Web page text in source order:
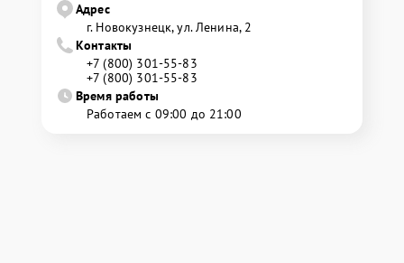
Адрес
г. Новокузнецк, ул. Ленина, 2
Контакты
+7 (800) 301-55-83
+7 (800) 301-55-83
Время работы
Работаем с 09:00 до 21:00